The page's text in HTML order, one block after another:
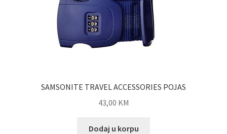
SAMSONITE TRAVEL ACCESSORIES POJAS
43,00 KM
Dodaj u korpu